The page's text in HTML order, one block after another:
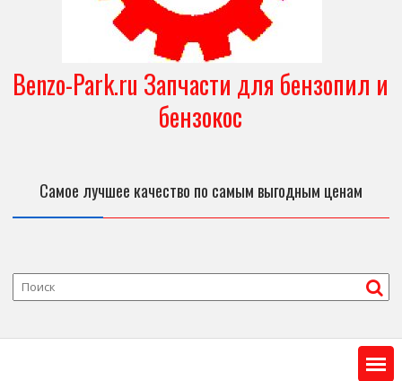
Benzo-Park.ru Запчасти для бензопил и
бензокос
Самое лучшее качество по самым выгодным ценам